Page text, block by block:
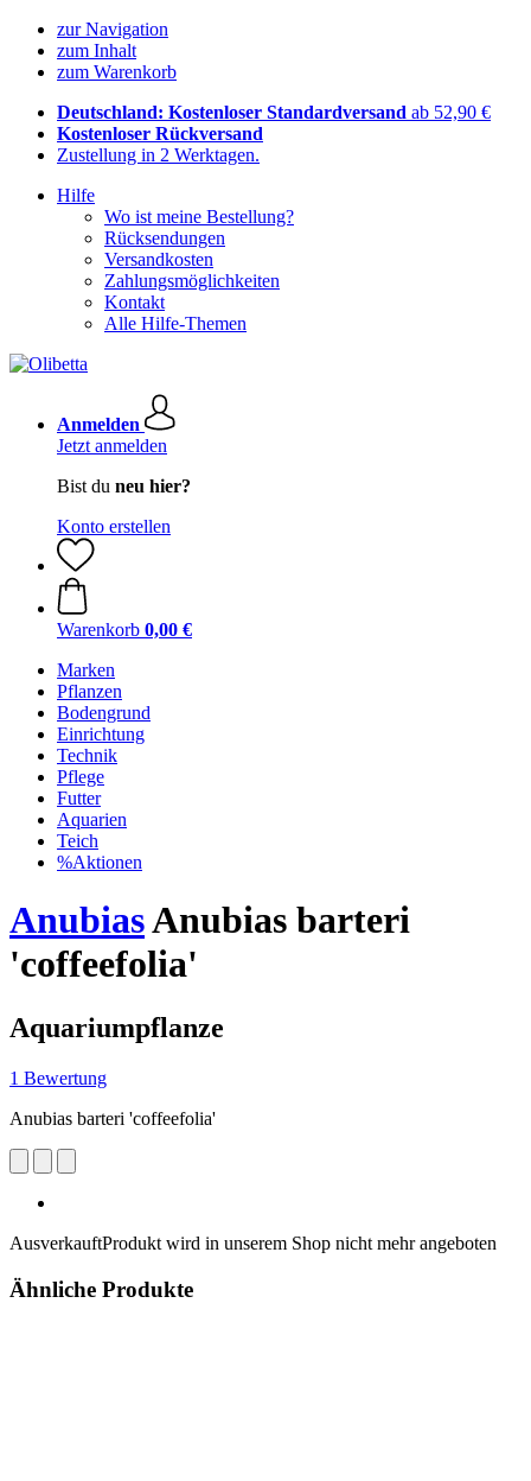
zur Navigation
zum Inhalt
zum Warenkorb
Deutschland: Kostenloser Standardversand ab 52,90 €
Kostenloser Rückversand
Zustellung in 2 Werktagen.
Hilfe
Wo ist meine Bestellung?
Rücksendungen
Versandkosten
Zahlungsmöglichkeiten
Kontakt
Alle Hilfe-Themen
Anmelden
Jetzt anmelden
Bist du neu hier?
Konto erstellen
Warenkorb 0,00 €
Marken
Pflanzen
Bodengrund
Einrichtung
Technik
Pflege
Futter
Aquarien
Teich
%Aktionen
AnubiasAnubias barteri
'coffeefolia'
Aquariumpflanze
1 Bewertung
Anubias barteri 'coffeefolia'
AusverkauftProdukt wird in unserem Shop nicht mehr angeboten
Ähnliche Produkte